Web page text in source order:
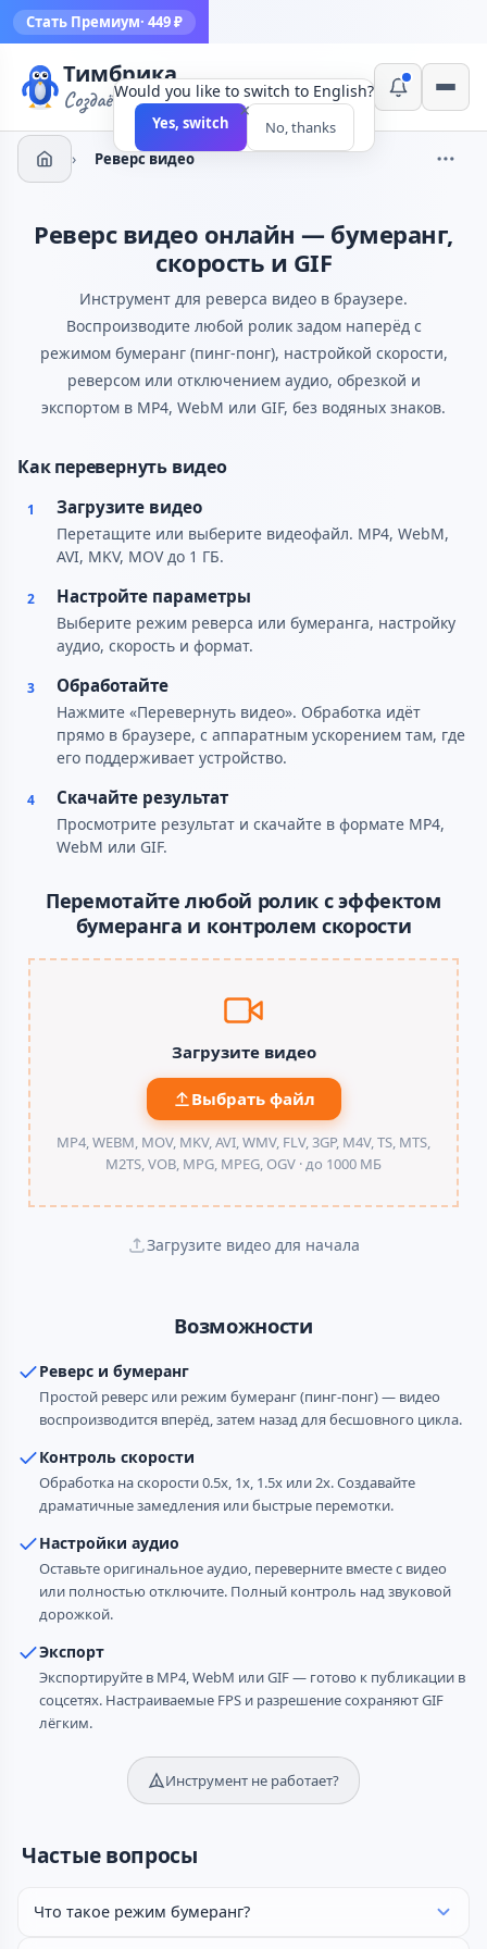
Стать Премиум· 449 ₽
Тимбрика
Создаём инструменты
› Реверс видео
Реверс видео онлайн — бумеранг,
скорость и GIF
Инструмент для реверса видео в браузере.
Воспроизводите любой ролик задом наперёд с
режимом бумеранг (пинг-понг), настройкой скорости,
реверсом или отключением аудио, обрезкой и
экспортом в MP4, WebM или GIF, без водяных знаков.
Как перевернуть видео
1 Загрузите видео
Перетащите или выберите видеофайл. MP4, WebM,
AVI, MKV, MOV до 1 ГБ.
2 Настройте параметры
Выберите режим реверса или бумеранга, настройку
аудио, скорость и формат.
3 Обработайте
Нажмите «Перевернуть видео». Обработка идёт
прямо в браузере, с аппаратным ускорением там, где
его поддерживает устройство.
4 Скачайте результат
Просмотрите результат и скачайте в формате MP4,
WebM или GIF.
Перемотайте любой ролик с эффектом
бумеранга и контролем скорости
Загрузите видео
Выбрать файл
MP4, WEBM, MOV, MKV, AVI, WMV, FLV, 3GP, M4V, TS, MTS,
M2TS, VOB, MPG, MPEG, OGV ·до 1000 МБ
Загрузите видео для начала
Возможности
Реверс и бумеранг
Простой реверс или режим бумеранг (пинг-понг) — видео
воспроизводится вперёд, затем назад для бесшовного цикла.
Контроль скорости
Обработка на скорости 0.5x, 1x, 1.5x или 2x. Создавайте
драматичные замедления или быстрые перемотки.
Настройки аудио
Оставьте оригинальное аудио, переверните вместе с видео
или полностью отключите. Полный контроль над звуковой
дорожкой.
Экспорт
Экспортируйте в MP4, WebM или GIF — готово к публикации в
соцсетях. Настраиваемые FPS и разрешение сохраняют GIF
лёгким.
Инструмент не работает?
Частые вопросы
Что такое режим бумеранг?
×
Would you like to switch to English?
Yes, switch No, thanks